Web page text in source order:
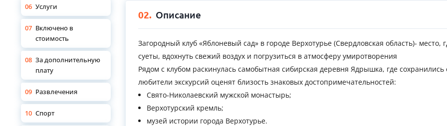
06 Услуги
07 Включено в
стоимость
08 За дополнительную
плату
09 Развлечения
10 Спорт
02. Описание
Загородный клуб «Яблоневый сад» в городе Верхотурье (Свердловская область)- место,
суеты, вдохнуть свежий воздух и погрузиться в атмосферу умиротворения
Рядом с клубом раскинулась самобытная сибирская деревня Ядрышка, где
любители экскурсий оценят близость знаковых достопримечательностей:
Свято‑Николаевский мужской монастырь;
Верхотурский кремль;
музей истории города Верхотурье.